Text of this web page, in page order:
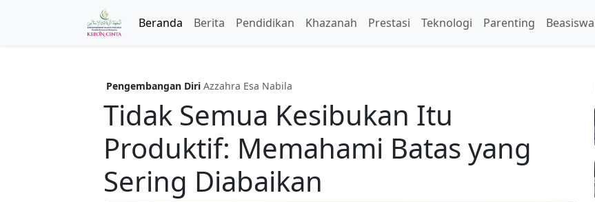
Beranda Berita Pendidikan Khazanah Prestasi Teknologi Parenting Beasiswa
Pengembangan Diri Azzahra Esa Nabila
Tidak Semua Kesibukan Itu
Produktif: Memahami Batas yang
Sering Diabaikan